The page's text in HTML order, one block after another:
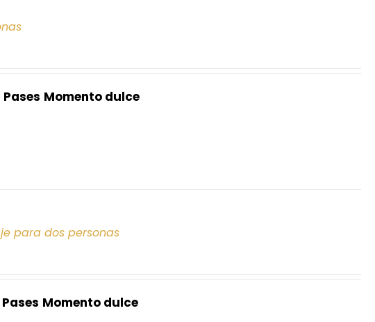
Pases Momento dulce
para dos personas
Pases Momento dulce